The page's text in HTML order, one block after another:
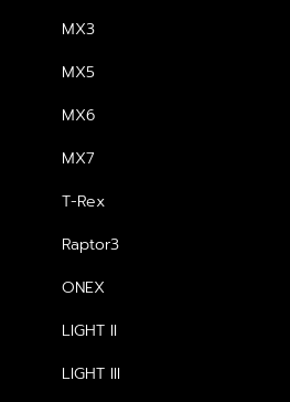
MX3
MX5
MX6
MX7
T-Rex
Raptor3
ONEX
LIGHT II
LIGHT III
ตลอดเวลาในการขับขี่
หรือหมวกกันน็อคสำหรับสา
ว่ามันแตกต่างจากหมวกกันน็อคทั่
ต้องใช้จริงหรือไม่
ความจริงแล้วเรื่องที่ว่า
เป็นหมวกที่ดีมาก เพราะถูกออกแ
นานขึ้น ลดอาการเมื่อยล้าของศีร
ทำความรู้จักข้อดี ข้อเสีย และวิธี